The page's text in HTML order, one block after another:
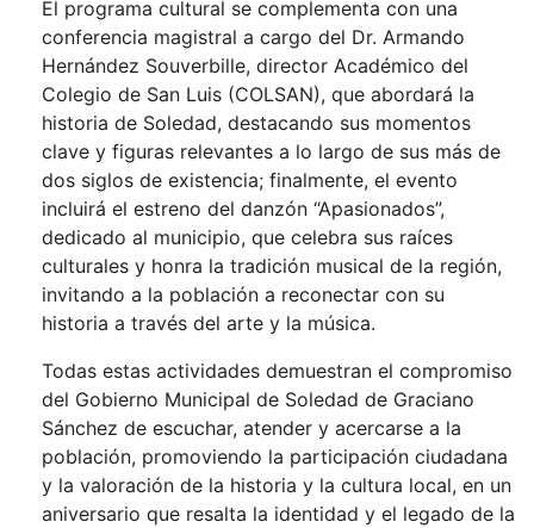
El programa cultural se complementa con una
conferencia magistral a cargo del Dr. Armando
Hernández Souverbille, director Académico del
Colegio de San Luis (COLSAN), que abordará la
historia de Soledad, destacando sus momentos
clave y figuras relevantes a lo largo de sus más de
dos siglos de existencia; finalmente, el evento
incluirá el estreno del danzón “Apasionados”,
dedicado al municipio, que celebra sus raíces
culturales y honra la tradición musical de la región,
invitando a la población a reconectar con su
historia a través del arte y la música.
Todas estas actividades demuestran el compromiso
del Gobierno Municipal de Soledad de Graciano
Sánchez de escuchar, atender y acercarse a la
población, promoviendo la participación ciudadana
y la valoración de la historia y la cultura local, en un
aniversario que resalta la identidad y el legado de la